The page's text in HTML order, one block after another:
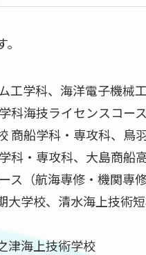
工学科、海洋電子機械
科海技ライセンスコース
商船学科・専攻科、
科・専攻科、大島商船
ス（航海専修・機関専
大学校、清水海上技術
津海上技術学校